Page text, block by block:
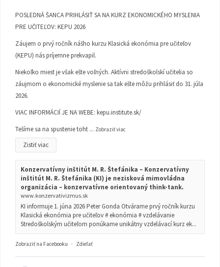
POSLEDNÁ ŠANCA PRIHLÁSIŤ SA NA KURZ EKONOMICKÉHO MYSLENIA
PRE UČITEĽOV: KEPU 2026
Záujem o prvý ročník nášho kurzu Klasická ekonómia pre učiteľov
(KEPU) nás príjemne prekvapil.
Niekoľko miest je však ešte voľných. Aktívni stredoškolskí učitelia so
záujmom o ekonomické myslenie sa tak ešte môžu prihlásiť do 31. júla
2026.
VIAC INFORMÁCIÍ JE NA WEBE: kepu.institute.sk/
Tešíme sa na spustenie toht ... Zobraziť viac
Zistiť viac
Konzervatívny inštitút M. R. Štefánika – Konzervatívny
inštitút M. R. Štefánika (KI) je nezisková mimovládna
organizácia – konzervatívne orientovaný think-tank.
www.konzervativizmus.sk
KI informuje 1. júna 2026 Peter Gonda Otvárame prvý ročník kurzu
Klasická ekonómia pre učiteľov # ekonómia # vzdelávanie
Stredoškolským učiteľom ponúkame unikátny vzdelávací kurz ek...
Zobraziť na Facebooku · Zdieľať